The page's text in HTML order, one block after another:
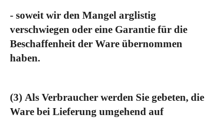
- soweit wir den Mangel arglistig
verschwiegen oder eine Garantie für die
Beschaffenheit der Ware übernommen
haben.
(3) Als Verbraucher werden Sie gebeten, die
Ware bei Lieferung umgehend auf